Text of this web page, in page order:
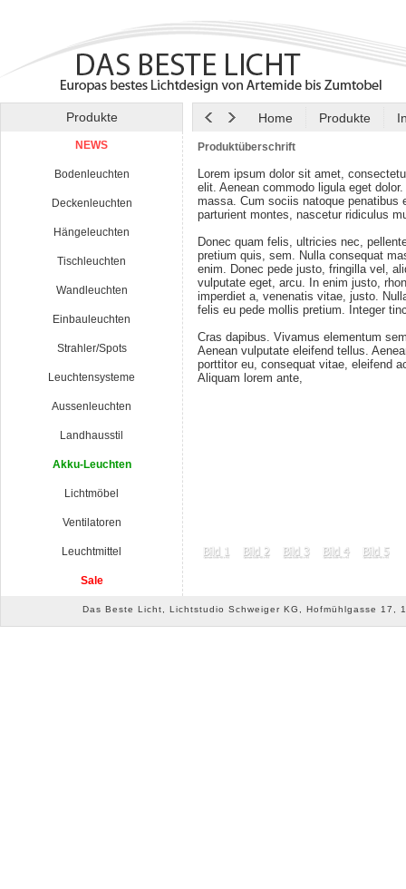
Produkte Home Produkte
NEWS
Bodenleuchten
Deckenleuchten
Hängeleuchten
Tischleuchten
Wandleuchten
Einbauleuchten
Strahler/Spots
Leuchtensysteme
Aussenleuchten
Landhausstil
Akku-Leuchten
Lichtmöbel
Ventilatoren
Leuchtmittel
Sale
Produktüberschrift
Lorem ipsum dolor sit amet,
elit. Aenean commodo ligula eget dolor.
massa. Cum sociis natoque penatibus
parturient montes, nascetur ridiculus
Donec quam felis, ultricies nec,
pretium quis, sem. Nulla consequat
enim. Donec pede justo, fringilla vel,
vulputate eget, arcu. In enim justo,
imperdiet a, venenatis vitae, justo.
felis eu pede mollis pretium. Integer
Cras dapibus. Vivamus elementum
Aenean vulputate eleifend tellus.
porttitor eu, consequat vitae, eleifend
Aliquam lorem ante,
Das Beste Licht, Lichtstudio Schweiger KG, Hofmühlgasse